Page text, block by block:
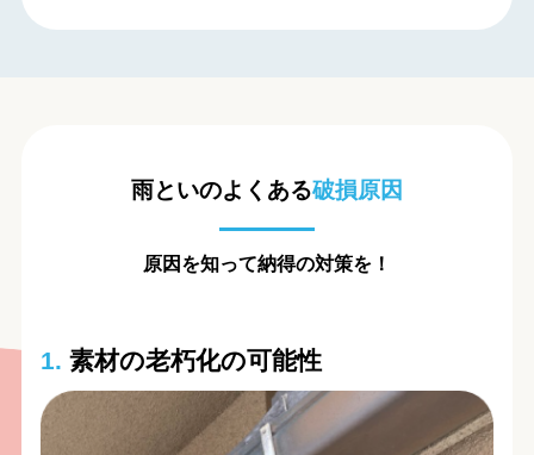
雨といのよくある破損原因
原因を知って納得の対策を！
1. 素材の老朽化の可能性